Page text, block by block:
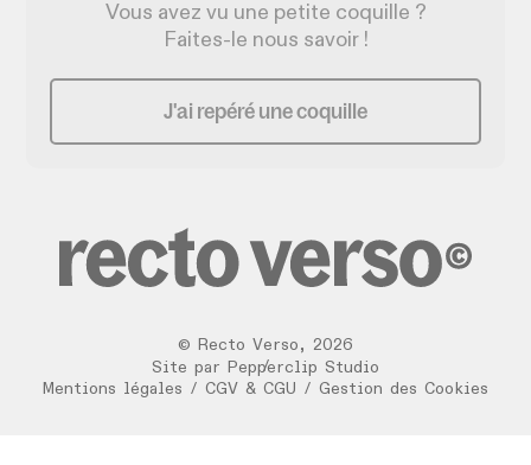
Vous avez vu une petite coquille ?
Faites-le nous savoir !
J'ai repéré une coquille
© Recto Verso , 2026
/
Site par
Pepperclip Studio
Mentions légales / CGV & CGU / Gestion des Cookies